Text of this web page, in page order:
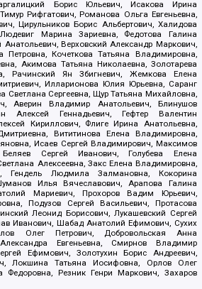
Борис Юльевич, Исакова Ирина
Рифгатович, Романова Ольга Евгеньевна,
Цирульников Борис Альбертович, Халидова
Марина Зариевна, Федотова Галина
Верховский Александр Маркович,
Петровна, Кочеткова Татьяна Владимировна,
Акимова Татьяна Николаевна, Золотарева
Рачинский Ян Збигневич, Жемкова Елена
Илларионова Юлия Юрьевна, Саранг
Светлана Сергеевна, Щур Татьяна Михайловна,
Аверин Владимир Анатольевич, Блинушов
Алексей Геннадьевич, Гефтер Валентин
Кириллович, Флиге Ирина Анатольевна,
Вититинова Елена Владимировна,
Исаев Сергей Владимирович, Максимов
Сергей Иванович, Голубева Елена
Алексеевна, Закс Елена Владимировна,
Гендель Людмила Залмановна, Кокорина
Илья Вячеславович, Арапова Галина
Мариевич, Прохоров Вадим Юрьевич,
Подузов Сергей Васильевич, Протасова
Леонид Борисович, Лукашевский Сергей
Иванович, Шабад Анатолий Ефимович, Сухих
Олег Петрович, Добровольская Анна
Евгеньевна, Смирнов Владимир
Ефимович, Золотухин Борис Андреевич,
Локшина Татьяна Иосифовна, Орлов Олег
Федоровна, Резник Генри Маркович, Захаров